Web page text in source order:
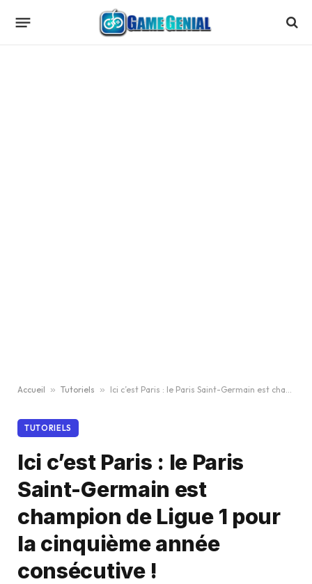
Accueil » Tutoriels » Ici c’est Paris : le Paris Saint-Germain est champion de Ligue 1 pour la cinquième année consécutive !
TUTORIELS
Ici c’est Paris : le Paris
Saint-Germain est
champion de Ligue 1 pour
la cinquième année
consécutive !